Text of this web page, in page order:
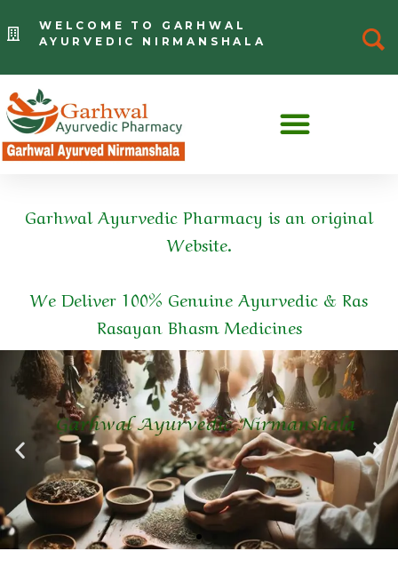
WELCOME TO GARHWAL
AYURVEDIC NIRMANSHALA
Garhwal Ayurvedic Pharmacy is an original
Website.
We Deliver 100% Genuine Ayurvedic & Ras
Rasayan Bhasm Medicines